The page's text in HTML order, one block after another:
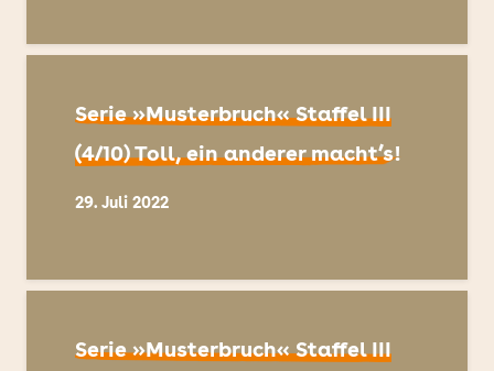
Serie »Musterbruch« Staffel III
(4/10) Toll, ein anderer macht’s!
29. Juli 2022
Serie »Musterbruch« Staffel III